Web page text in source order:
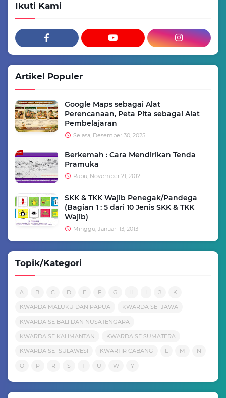
Ikuti Kami
Artikel Populer
Google Maps sebagai Alat
Perencanaan, Peta Pita sebagai Alat
Pembelajaran
Selasa, Desember 30, 2025
Berkemah : Cara Mendirikan Tenda
Pramuka
Rabu, November 21, 2012
SKK & TKK Wajib Penegak/Pandega
(Bagian 1 : 5 dari 10 Jenis SKK & TKK
Wajib)
Minggu, Januari 13, 2013
Topik/Kategori
A B C D E F G H I J K
KWARDA MALUKU DAN PAPUA KWARDA SE -JAWA
KWARDA SE BALI DAN NUSATENGARA
KWARDA SE KALIMANTAN KWARDA SE SUMATERA
KWARDA SE- SULAWESI KWARTIR CABANG L M N
O P R S T U W Y